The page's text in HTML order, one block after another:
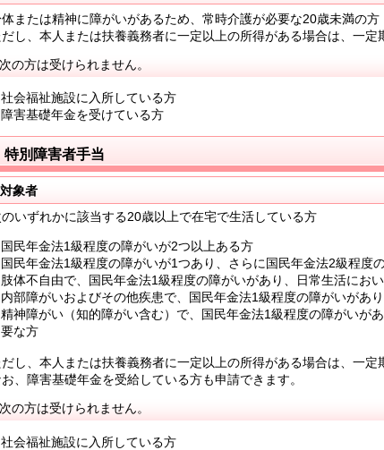
または精神に障がいがあるため、常時介護が必要な20歳未満の方
し、本人または扶養義務者に一定以上の所得がある場合は、一定
次の方は受けられません。
社会福祉施設に入所している方
障害基礎年金を受けている方
別障害者手当
対象者
いずれかに該当する20歳以上で在宅で生活している方
国民年金法1級程度の障がいが2つ以上ある方
国民年金法1級程度の障がいが1つあり、さらに国民年金法2級程度
肢体不自由で、国民年金法1級程度の障がいがあり、日常生活にお
内部障がいおよびその他疾患で、国民年金法1級程度の障がいがあ
精神障がい（知的障がい含む）で、国民年金法1級程度の障がいが
要な方
し、本人または扶養義務者に一定以上の所得がある場合は、一定
、障害基礎年金を受給している方も申請できます。
次の方は受けられません。
社会福祉施設に入所している方